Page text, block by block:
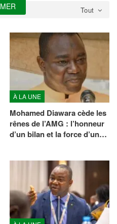
Tout
À LA UNE
Mohamed Diawara cède les
rênes de l’AMG : l’honneur
d’un bilan et la force d’un…